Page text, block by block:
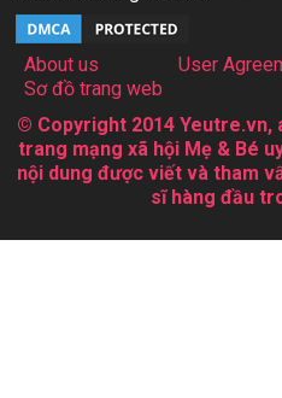
About us User
Sơ đồ trang web
© Copyright 2014
trang mạng xã hội Mẹ & Bé
nội dung được viết và tham
sĩ hàng đầu